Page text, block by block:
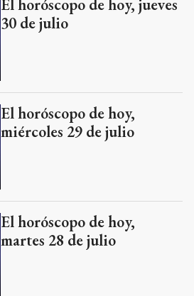
El horóscopo de hoy, jueves
30 de julio
El horóscopo de hoy,
miércoles 29 de julio
El horóscopo de hoy,
martes 28 de julio